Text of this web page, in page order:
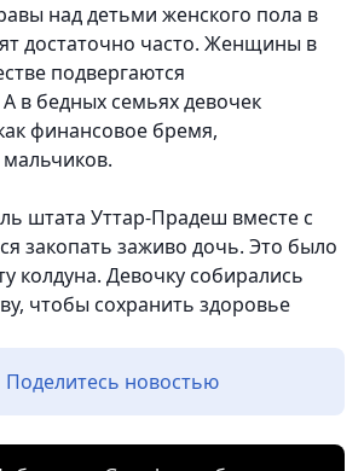
над детьми женского пола в
достаточно часто. Женщины в
подвергаются
в бедных семьях девочек
финансовое бремя,
штата Уттар-Прадеш вместе с
закопать заживо дочь. Это было
колдуна. Девочку собирались
чтобы сохранить здоровье
Поделитесь новостью